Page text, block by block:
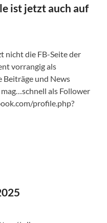
ist jetzt auch auf
nicht die FB-Seite der
vorrangig als
und News
als Follower
profile.php?